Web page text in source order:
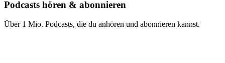
Podcasts hören & abonnieren
Über 1 Mio. Podcasts, die du anhören und abonnieren kannst.